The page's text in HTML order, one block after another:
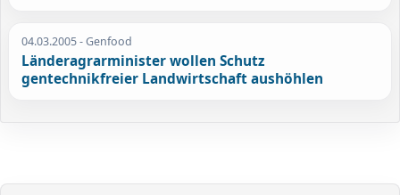
04.03.2005- Genfood
Länderagrarminister wollen Schutz
gentechnikfreier Landwirtschaft aushöhlen